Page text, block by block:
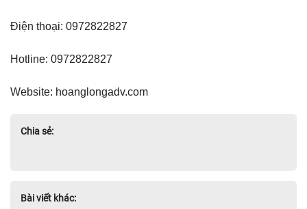
Điện thoại: 0972822827
Hotline: 0972822827
Website: hoanglongadv.com
Chia sẻ:
Bài viết khác: